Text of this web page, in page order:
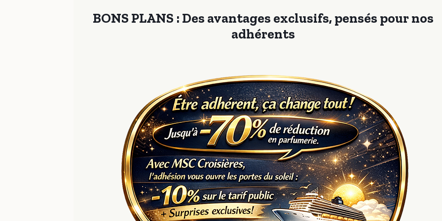
BONS PLANS : Des avantages exclusifs, pensés pour nos
adhérents